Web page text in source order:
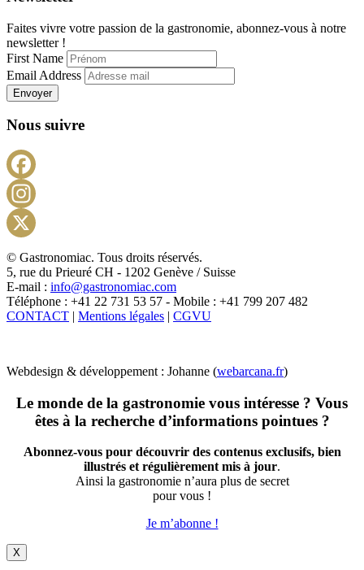
Faites vivre votre passion de la gastronomie, abonnez-vous à notre
newsletter !
First Name
Email Address
Envoyer
Nous suivre
X
© Gastronomiac. Tous droits réservés.
5, rue du Prieuré CH - 1202 Genève / Suisse
E-mail : info@gastronomiac.com
Téléphone : +41 22 731 53 57 - Mobile : +41 799 207 482
CONTACT | Mentions légales | CGVU
Webdesign & développement : Johanne (webarcana.fr)
Le monde de la gastronomie vous intéresse ? Vous
êtes à la recherche d’informations pointues ?
Abonnez-vous pour découvrir des contenus exclusifs, bien
illustrés et régulièrement mis à jour.
Ainsi la gastronomie n’aura plus de secret
pour vous !
Je m’abonne !
X